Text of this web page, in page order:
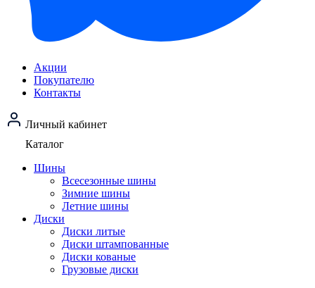
Акции
Покупателю
Контакты
Личный кабинет
Каталог
Шины
Всесезонные шины
Зимние шины
Летние шины
Диски
Диски литые
Диски штампованные
Диски кованые
Грузовые диски